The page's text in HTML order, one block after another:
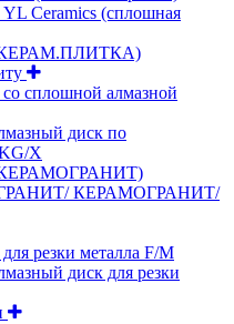
Ceramics (сплошная
сплошной алмазной
диск по
X
КЕРАМОГРАНИТ/
резки металла F/M
диск для резки